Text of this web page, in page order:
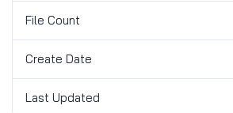
File Count
Create Date
Last Updated